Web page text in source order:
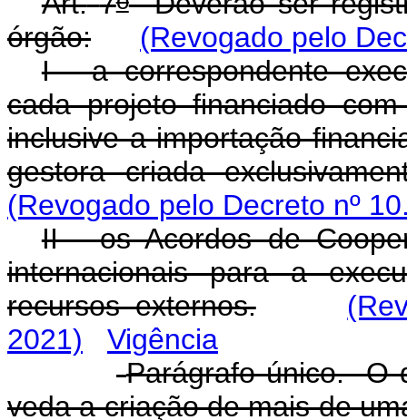
órgão:
(Revogado pelo
I - a correspondente
cada projeto financiado
inclusive a importação
gestora criada
(Revogado pelo Decreto nº
II - os Acordos de
internacionais para a
recursos externos.
2021)
Vigência
Parágrafo único. O
veda a criação de mais de